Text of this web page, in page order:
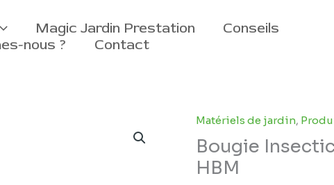
Magic Jardin Prestation
Conseils
nous ?
Contact
Matériels de jardin,
Bougie
HBM